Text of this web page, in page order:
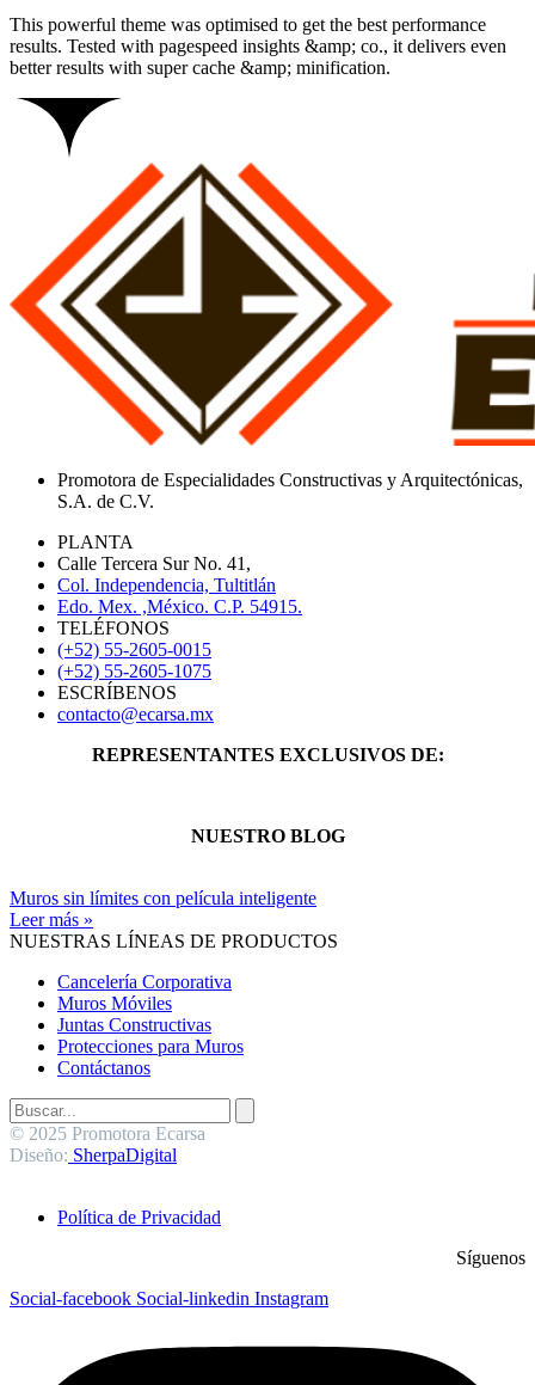
This powerful theme was optimised to get the best performance
results. Tested with pagespeed insights &amp; co., it delivers even
better results with super cache &amp; minification.
Promotora de Especialidades Constructivas y Arquitectónicas,
S.A. de C.V.
PLANTA
Calle Tercera Sur No. 41,
Col. Independencia, Tultitlán
Edo. Mex. ,México. C.P. 54915.
TELÉFONOS
(+52) 55-2605-0015
(+52) 55-2605-1075
ESCRÍBENOS
contacto@ecarsa.mx
REPRESENTANTES EXCLUSIVOS DE:
NUESTRO BLOG
Muros sin límites con película inteligente
Leer más »
NUESTRAS LÍNEAS DE PRODUCTOS
Cancelería Corporativa
Muros Móviles
Juntas Constructivas
Protecciones para Muros
Contáctanos
© 2025 Promotora Ecarsa
Diseño: SherpaDigital
Política de Privacidad
Síguenos
Social-facebook Social-linkedin Instagram